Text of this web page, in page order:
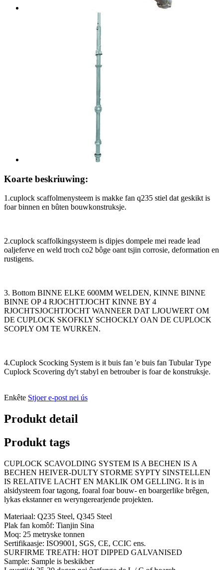
Koarte beskriuwing:
1.cuplock scaffolmenysteem is makke fan q235 stiel dat geskikt is
foar binnen en bûten bouwkonstruksje.
2.cuplock scaffolkingsysteem is dipjes dompele mei reade lead
oaljeferve en weld troch co2 bôge oant tsjin corrosie, deformation en
rustigens.
3. Bottom BINNE ELKE 600MM WELDEN, KINNE BINNE
BINNE OP 4 RJOCHTTJOCHT KINNE BY 4
RJOCHTSJOCHTJOCHT WANNEER DAT LJOUWERT OM
DE CUPLOCK SKOFKLY SCHOCKLY OAN DE CUPLOCK
SCOPLY OM TE WURKEN.
4.Cuplock Scocking System is it buis fan 'e buis fan Tubular Type
Cuplock Scovering dy't stabyl en betrouber is foar de konstruksje.
Enkête Stjoer e-post nei ús
Produkt detail
Produkt tags
CUPLOCK SCAVOLDING SYSTEM IS A BECHEN IS A
BECHEN HEIVER-DULTY STORME SYPTY SINSTELLEN
IS RELATIVE LACHT EN MAKLIK OM GELLING. It is in
alsidysteem foar tagong, foaral foar bouw- en boargerlike brêgen,
lykas ekstanner en weryngerearjende projekten.
Materiaal: Q235 Steel, Q345 Steel
Plak fan komôf: Tianjin Sina
Moq: 25 metryske tonnen
Sertifikaasje: ISO9001, SGS, CE, CCIC ens.
SURFIRME TREATH: HOT DIPPED GALVANISED
Sample: Sample is beskikber